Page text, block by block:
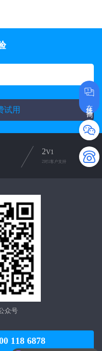
在线咨询
试用
2V1
2对1客户支持
众号
118 6878